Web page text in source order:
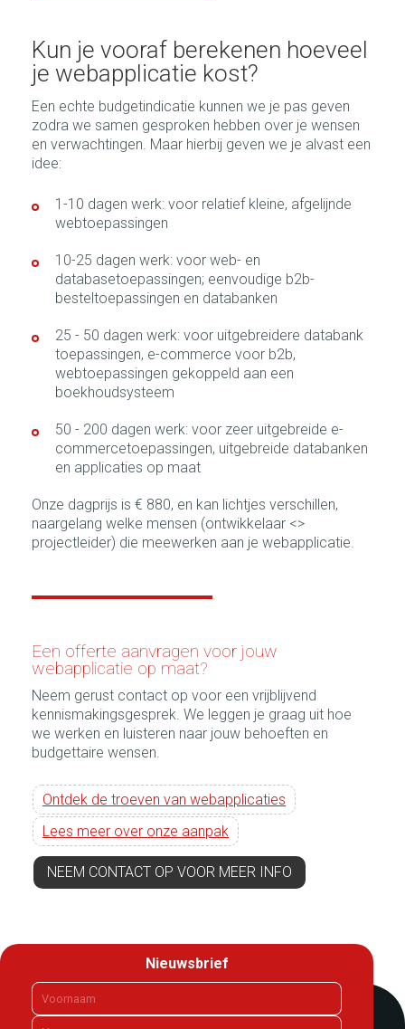
Kun je vooraf berekenen hoeveel
je webapplicatie kost?
Een echte budgetindicatie kunnen we je pas geven
zodra we samen gesproken hebben over je wensen
en verwachtingen. Maar hierbij geven we je alvast een
idee:
1-10 dagen werk: voor relatief kleine, afgelijnde
webtoepassingen
10-25 dagen werk: voor web- en
databasetoepassingen; eenvoudige b2b-
besteltoepassingen en databanken
25 - 50 dagen werk: voor uitgebreidere databank
toepassingen, e-commerce voor b2b,
webtoepassingen gekoppeld aan een
boekhoudsysteem
50 - 200 dagen werk: voor zeer uitgebreide e-
commercetoepassingen, uitgebreide databanken
en applicaties op maat
Onze dagprijs is € 880, en kan lichtjes verschillen,
naargelang welke mensen (ontwikkelaar <>
projectleider) die meewerken aan je webapplicatie.
Een offerte aanvragen voor jouw
webapplicatie op maat?
Neem gerust contact op voor een vrijblijvend
kennismakingsgesprek. We leggen je graag uit hoe
we werken en luisteren naar jouw behoeften en
budgettaire wensen.
Ontdek de troeven van webapplicaties
Lees meer over onze aanpak
NEEM CONTACT OP VOOR MEER INFO
Nieuwsbrief